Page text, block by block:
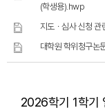
(학생용).hwp
지도ㆍ심사 신청 관
대학원 학위청구논
2026학기 1학기